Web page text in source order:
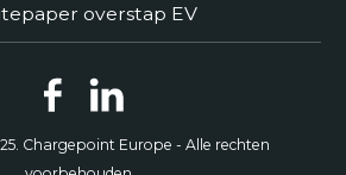
overstap EV
Chargepoint Europe - Alle rechten